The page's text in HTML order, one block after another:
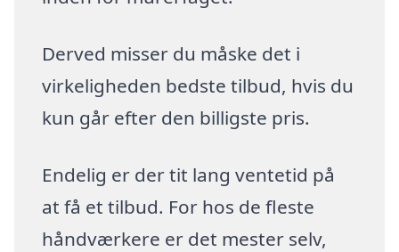
Derved misser du måske det i
virkeligheden bedste tilbud, hvis du
kun går efter den billigste pris.
Endelig er der tit lang ventetid på
at få et tilbud. For hos de fleste
håndværkere er det mester selv,